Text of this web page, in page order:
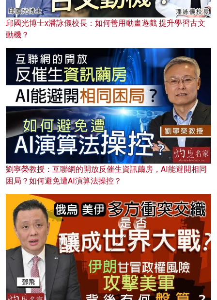
邱國光博士x潘詠儀校長：如何善用動畫遊戲 提升學習古文
動機？
劉寧榮教授：互聯網的開放反催生資訊繭房，AI能避開相同
困局？如何避免遭AI演算法操控？